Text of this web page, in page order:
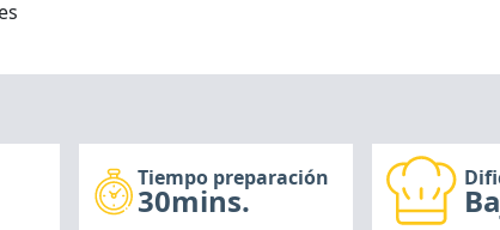
Tiempo preparación
30mins.